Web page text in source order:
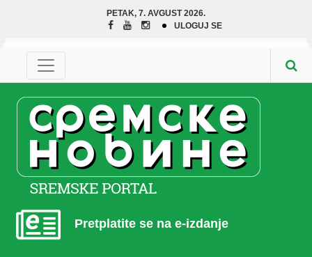
PETAK, 7. AVGUST 2026.
ULOGUJ SE
Pretplatite se na e-izdanje